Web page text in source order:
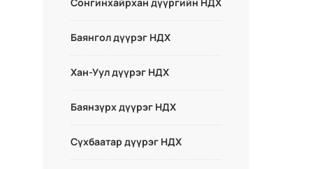
Баянгол дүүрэг НДХ
Хан-Уул дүүрэг НДХ
Баянзүрх дүүрэг НДХ
Сүхбаатар дүүрэг НДХ